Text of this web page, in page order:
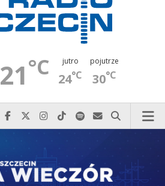
21°C jutro
24°C
pojutrze
30°C
Najlepiej po prostu do nas zadzwoń
Odwiedź nas na Facebook-u
Odwiedź nas na X
Odwiedź nas na Instagram-ie
Odwiedź nas na TikTok-u
Szukaj nas na Spotify
Wyślij do nas
Szukaj